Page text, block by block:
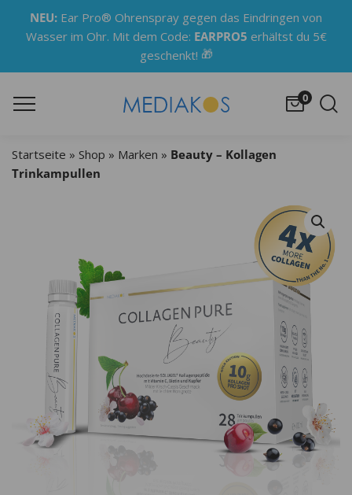
NEU: Ear Pro® Ohrenspray gegen das Eindringen von
Wasser im Ohr. Mit dem Code: EARPRO5 erhältst du 5€
geschenkt! 🎁
0
Startseite » Shop » Marken » Beauty – Kollagen
Trinkampullen